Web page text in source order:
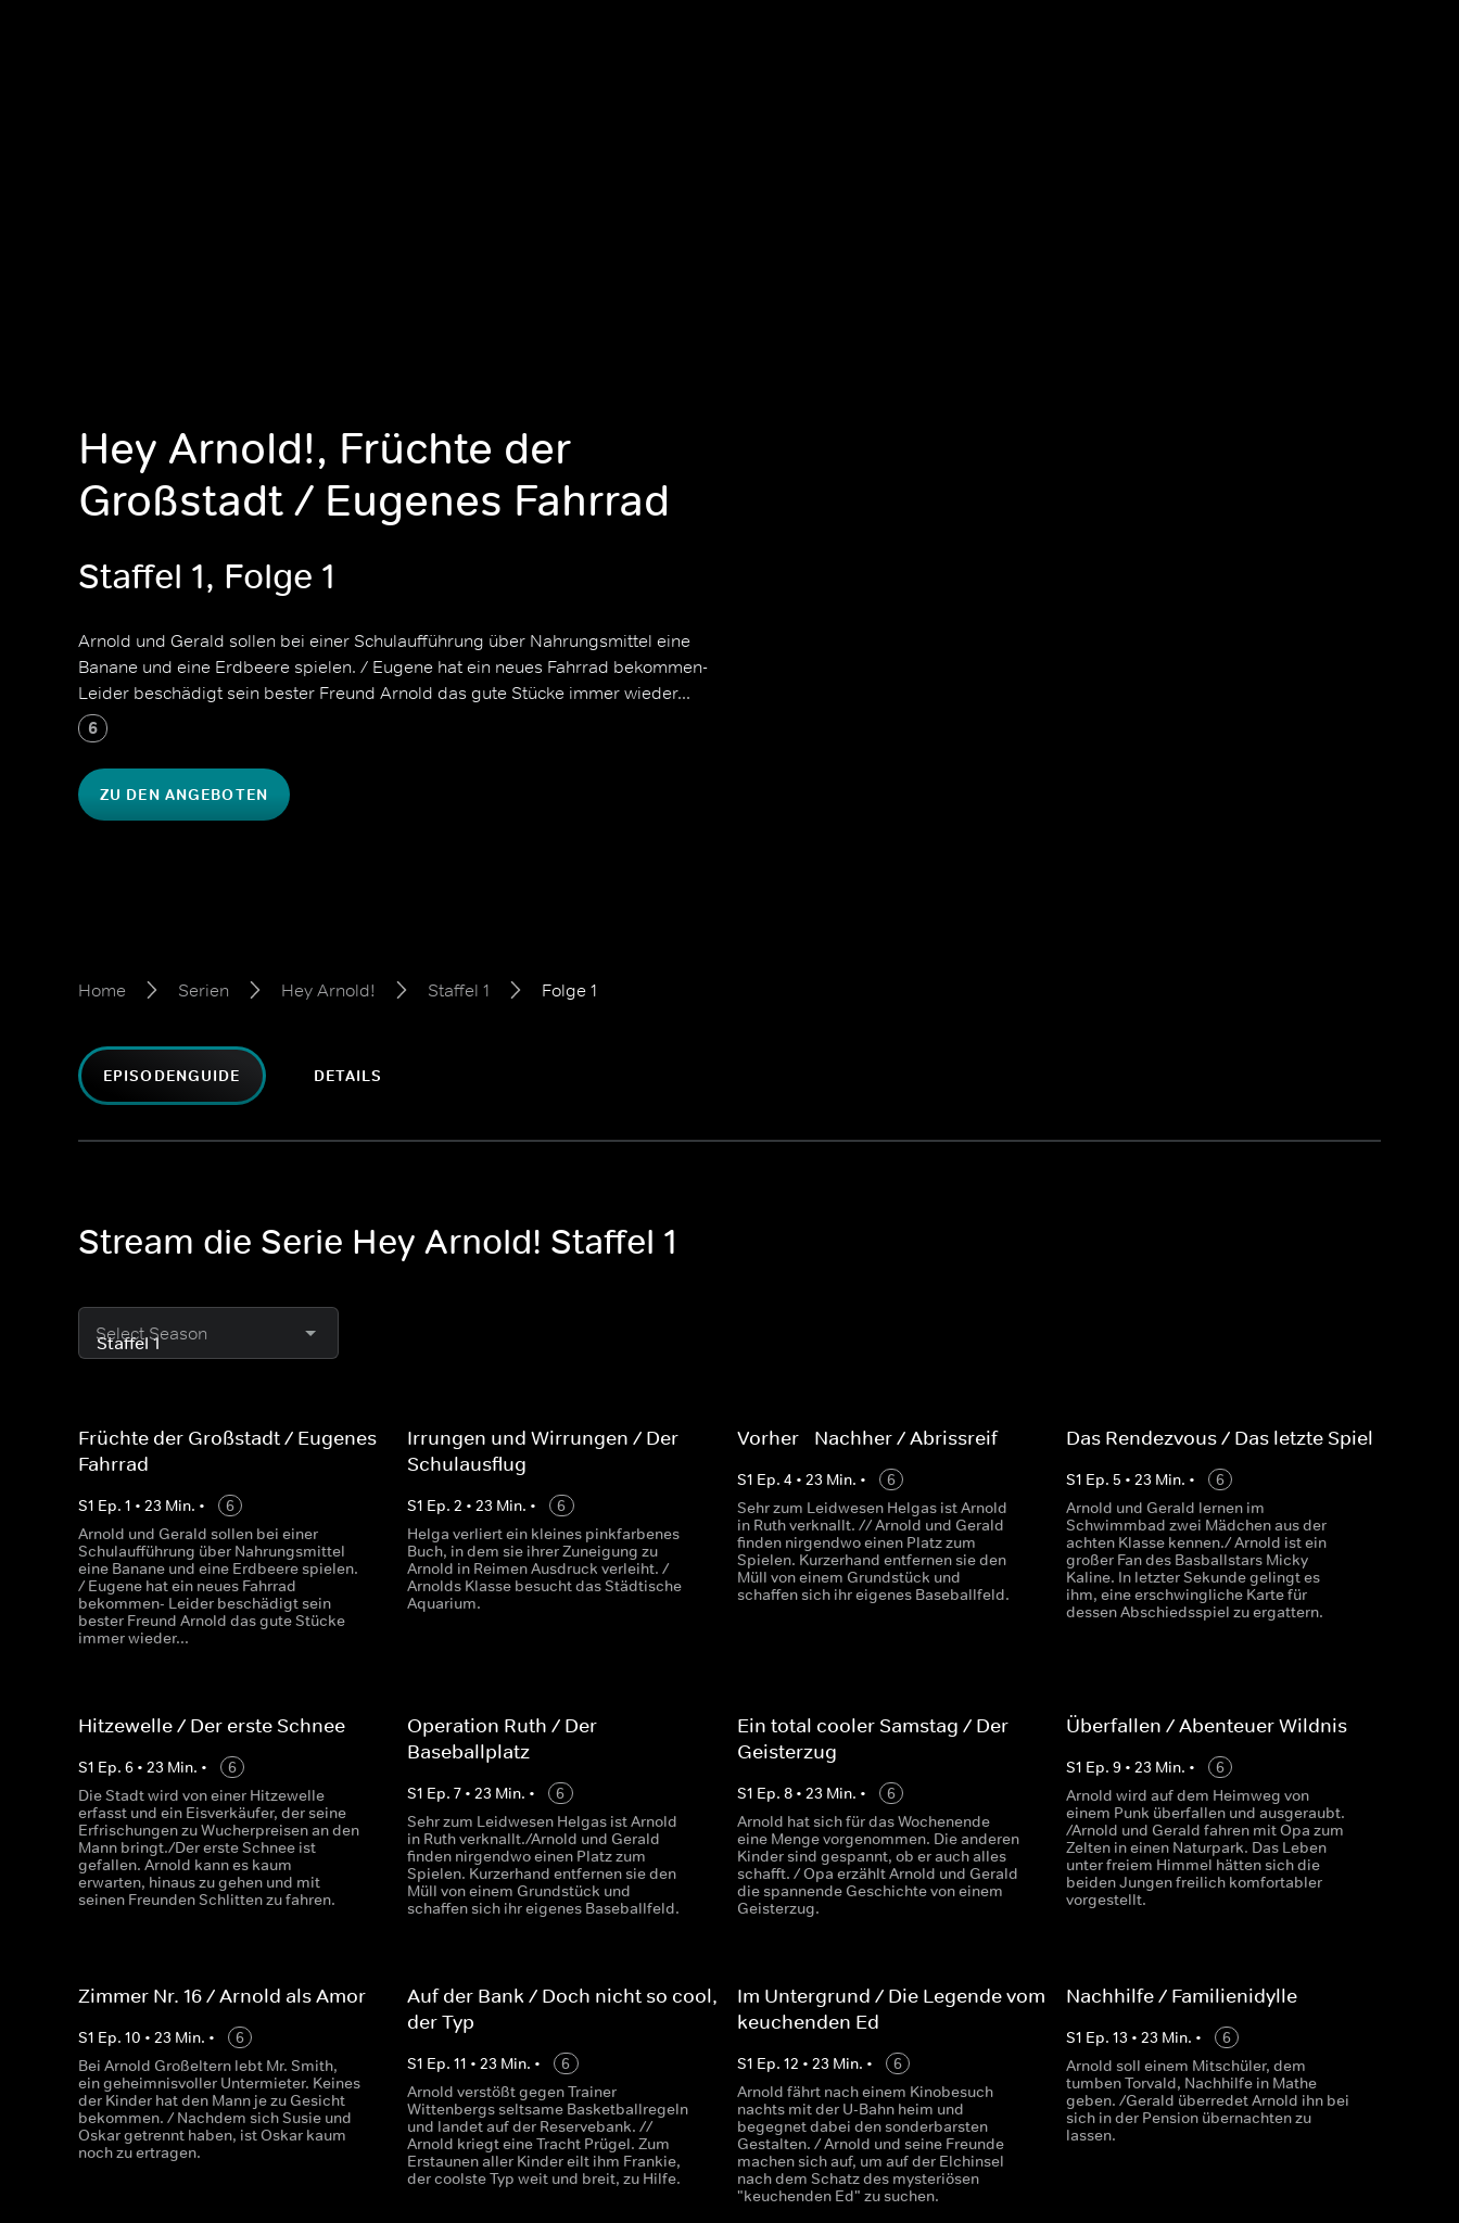
Hey Arnold!, Früchte der
Großstadt / Eugenes Fahrrad
Staffel 1, Folge 1
Arnold und Gerald sollen bei einer Schulaufführung über Nahrungsmittel eine
Banane und eine Erdbeere spielen. / Eugene hat ein neues Fahrrad bekommen-
Leider beschädigt sein bester Freund Arnold das gute Stücke immer wieder...
6
ZU DEN ANGEBOTEN
Home Serien Hey Arnold! Staffel 1 Folge 1
EPISODENGUIDE DETAILS
Stream die Serie Hey Arnold! Staffel 1
Select Season
Früchte der Großstadt / Eugenes
Fahrrad
S1 Ep. 1 • 23 Min. •
6
Arnold und Gerald sollen bei einer
Schulaufführung über Nahrungsmittel
eine Banane und eine Erdbeere spielen.
/ Eugene hat ein neues Fahrrad
bekommen- Leider beschädigt sein
bester Freund Arnold das gute Stücke
immer wieder...
Irrungen und Wirrungen / Der
Schulausflug
S1 Ep.2 •23 Min. •
6
Helga verliert ein kleines pinkfarbenes
Buch, in dem sie ihrer Zuneigung zu
Arnold in Reimen Ausdruck verleiht. /
Arnolds Klasse besucht das Städtische
Aquarium.
Vorher - Nachher / Abrissreif
S1 Ep. 4 • 23 Min. •
6
Sehr zum Leidwesen Helgas ist Arnold
in Ruth verknallt. // Arnold und Gerald
finden nirgendwo einen Platz zum
Spielen. Kurzerhand entfernen sie den
Müll von einem Grundstück und
schaffen sich ihr eigenes Baseballfeld.
Das Rendezvous / Das letzte Spiel
S1 Ep. 5 • 23 Min. •
6
Arnold und Gerald lernen im
Schwimmbad zwei Mädchen aus der
achten Klasse kennen./ Arnold ist ein
großer Fan des Basballstars Micky
Kaline. In letzter Sekunde gelingt es
ihm, eine erschwingliche Karte für
dessen Abschiedsspiel zu ergattern.
Hitzewelle / Der erste Schnee
S1 Ep. 6 • 23 Min. •
6
Die Stadt wird von einer Hitzewelle
erfasst und ein Eisverkäufer, der seine
Erfrischungen zu Wucherpreisen an den
Mann bringt./Der erste Schnee ist
gefallen. Arnold kann es kaum
erwarten, hinaus zu gehen und mit
seinen Freunden Schlitten zu fahren.
Operation Ruth / Der
Baseballplatz
S1 Ep.7 •23 Min. •
6
Sehr zum Leidwesen Helgas ist Arnold
in Ruth verknallt./Arnold und Gerald
finden nirgendwo einen Platz zum
Spielen. Kurzerhand entfernen sie den
Müll von einem Grundstück und
schaffen sich ihr eigenes Baseballfeld.
Ein total cooler Samstag / Der
Geisterzug
S1 Ep. 8• 23 Min. •
6
Arnold hat sich für das Wochenende
eine Menge vorgenommen. Die anderen
Kinder sind gespannt, ob er auch alles
schafft. / Opa erzählt Arnold und Gerald
die spannende Geschichte von einem
Geisterzug.
Überfallen / Abenteuer Wildnis
S1 Ep. 9• 23 Min. •
6
Arnold wird auf dem Heimweg von
einem Punk überfallen und ausgeraubt.
/Arnold und Gerald fahren mit Opa zum
Zelten in einen Naturpark. Das Leben
unter freiem Himmel hätten sich die
beiden Jungen freilich komfortabler
vorgestellt.
Zimmer Nr. 16 / Arnold als Amor
S1 Ep. 10 • 23 Min. •
6
Bei Arnold Großeltern lebt Mr. Smith,
ein geheimnisvoller Untermieter. Keines
der Kinder hat den Mann je zu Gesicht
bekommen. / Nachdem sich Susie und
Oskar getrennt haben, ist Oskar kaum
noch zu ertragen.
Auf der Bank / Doch nicht so cool,
der Typ
S1 Ep.11 •23 Min. •
6
Arnold verstößt gegen Trainer
Wittenbergs seltsame Basketballregeln
und landet auf der Reservebank. //
Arnold kriegt eine Tracht Prügel. Zum
Erstaunen aller Kinder eilt ihm Frankie,
der coolste Typ weit und breit, zu Hilfe.
Im Untergrund / Die Legende vom
keuchenden Ed
S1 Ep. 12 • 23 Min. •
6
Arnold fährt nach einem Kinobesuch
nachts mit der U-Bahn heim und
begegnet dabei den sonderbarsten
Gestalten. / Arnold und seine Freunde
machen sich auf, um auf der Elchinsel
nach dem Schatz des mysteriösen
"keuchenden Ed" zu suchen.
Nachhilfe / Familienidylle
S1 Ep. 13 • 23 Min. •
6
Arnold soll einem Mitschüler, dem
tumben Torvald, Nachhilfe in Mathe
geben. /Gerald überredet Arnold ihn bei
sich in der Pension übernachten zu
lassen.